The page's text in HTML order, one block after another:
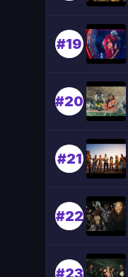
#19
#20
#21
#22
#23